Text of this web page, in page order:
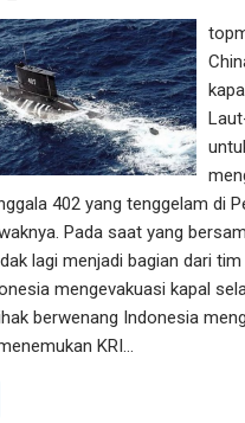
402 yang tenggelam di
Pada saat yang
lagi menjadi bagian dari
mengevakuasi kapal
berwenang Indonesia
KRI…